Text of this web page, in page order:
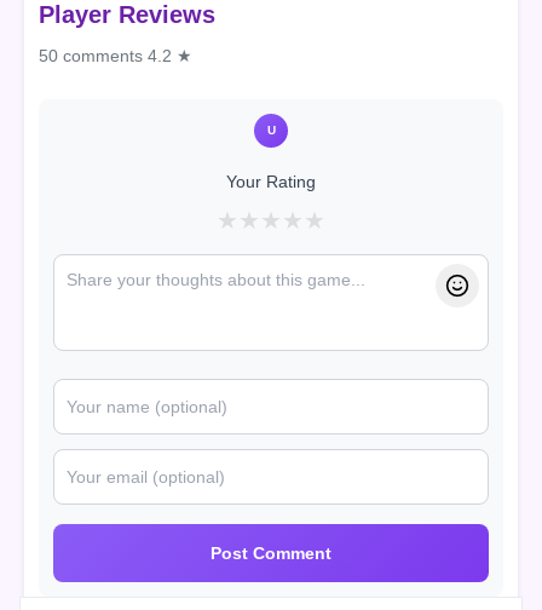
Player Reviews
50 comments 4.2 ★
U
Your Rating
★ ★ ★ ★ ★
Post Comment